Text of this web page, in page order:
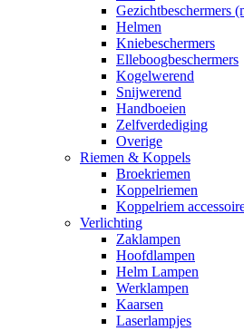
Gezichtbeschermers
Helmen
Kniebeschermers
Elleboogbeschermers
Kogelwerend
Snijwerend
Handboeien
Zelfverdediging
Overige
Riemen & Koppels
Broekriemen
Koppelriemen
Koppelriem
Verlichting
Zaklampen
Hoofdlampen
Helm Lampen
Werklampen
Kaarsen
Laserlampjes